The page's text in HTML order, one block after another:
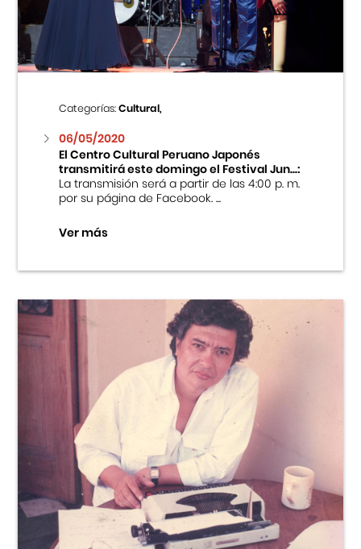
Categorías:Cultural,
06/05/2020
El Centro Cultural Peruano Japonés
transmitirá este domingo el Festival Jun...:
La transmisión será a partir de las 4:00 p. m.
por su página de Facebook. ...
Ver más